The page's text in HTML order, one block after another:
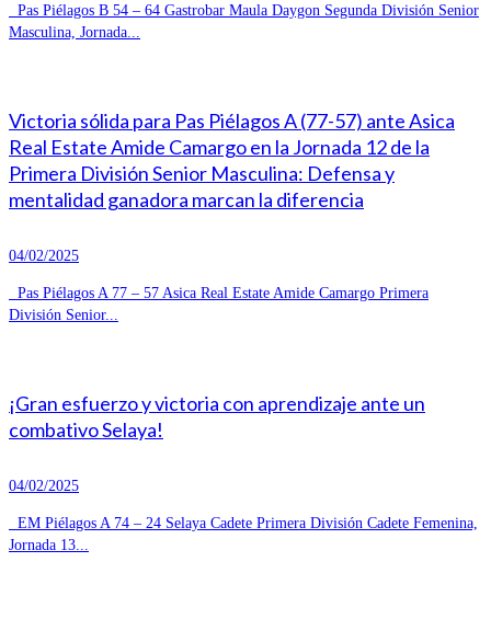
Pas Piélagos B 54 – 64 Gastrobar Maula Daygon Segunda División Senior
Masculina, Jornada...
Victoria sólida para Pas Piélagos A (77-57) ante Asica
Real Estate Amide Camargo en la Jornada 12 de la
Primera División Senior Masculina: Defensa y
mentalidad ganadora marcan la diferencia
04/02/2025
Pas Piélagos A 77 – 57 Asica Real Estate Amide Camargo Primera
División Senior...
¡Gran esfuerzo y victoria con aprendizaje ante un
combativo Selaya!
04/02/2025
EM Piélagos A 74 – 24 Selaya Cadete Primera División Cadete Femenina,
Jornada 13...